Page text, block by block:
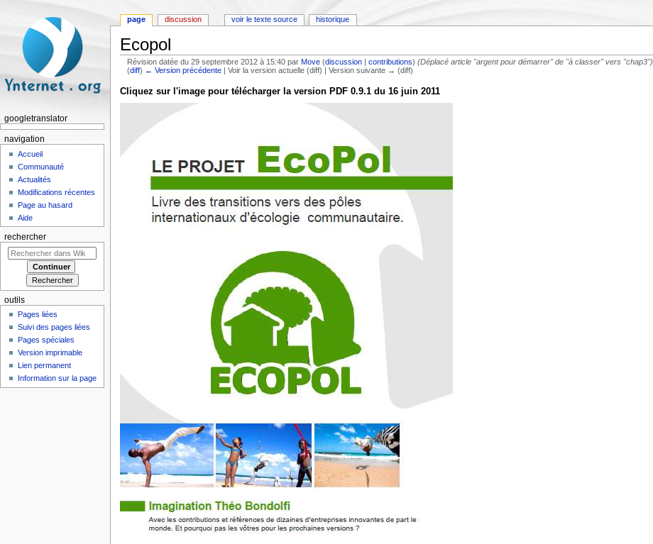
Ecopol
Révision datée du 29 septembre 2012 à 15:40 parMove (discussion |contributions) (Déplacé article "argent pour démarrer" de "à classer" vers "chap3")
(diff) ← Version précédente | Voir la version actuelle (diff) | Version suivante → (diff)
Cliquez sur l'image pour télécharger la version PDF 0.9.1 du 16 juin 2011
page discussion voir le texte source historique
googletranslator
navigation
Accueil
Communauté
Actualités
Modifications récentes
Page au hasard
Aide
rechercher
outils
Pages liées
Suivi des pages liées
Pages spéciales
Version imprimable
Lien permanent
Information sur la page